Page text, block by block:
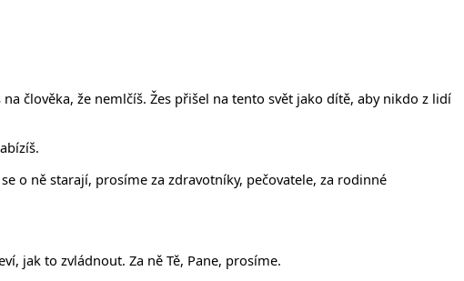
člověka, že nemlčíš. Žes přišel na tento svět jako dítě, aby nikdo z lidí
o ně starají, prosíme za zdravotníky, pečovatele, za rodinné
jak to zvládnout. Za ně Tě, Pane, prosíme.